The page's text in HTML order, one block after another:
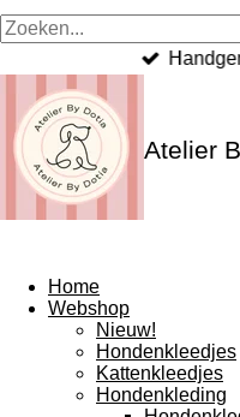
Atelier
Home
Webshop
Nieuw!
Hondenkleedjes
Kattenkleedjes
Hondenkleding